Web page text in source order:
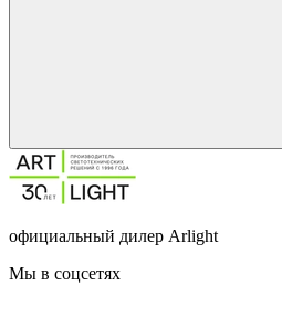
официальный дилер Arlight
Мы в соцсетях